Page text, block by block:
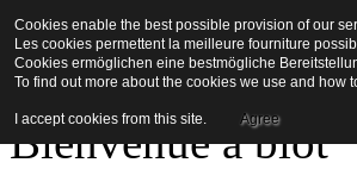
La Maison en
Bienvenue a biot
Cookies enable the best possible provision of our
Les cookies permettent la meilleure fourniture
Cookies ermöglichen eine bestmögliche
To find out more about the cookies we use and how
I accept cookies from this site. Agree